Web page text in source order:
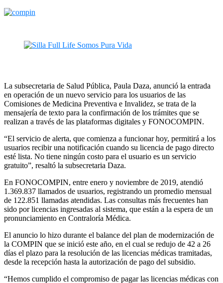
La subsecretaria de Salud Pública, Paula Daza, anunció la entrada
en operación de un nuevo servicio para los usuarios de las
Comisiones de Medicina Preventiva e Invalidez, se trata de la
mensajería de texto para la confirmación de los trámites que se
realizan a través de las plataformas digitales y FONOCOMPIN.
“El servicio de alerta, que comienza a funcionar hoy, permitirá a los
usuarios recibir una notificación cuando su licencia de pago directo
esté lista. No tiene ningún costo para el usuario es un servicio
gratuito”, resaltó la subsecretaria Daza.
En FONOCOMPIN, entre enero y noviembre de 2019, atendió
1.369.837 llamados de usuarios, registrando un promedio mensual
de 122.851 llamadas atendidas. Las consultas más frecuentes han
sido por licencias ingresadas al sistema, que están a la espera de un
pronunciamiento en Contraloría Médica.
El anuncio lo hizo durante el balance del plan de modernización de
la COMPIN que se inició este año, en el cual se redujo de 42 a 26
días el plazo para la resolución de las licencias médicas tramitadas,
desde la recepción hasta la autorización de pago del subsidio.
“Hemos cumplido el compromiso de pagar las licencias médicas con